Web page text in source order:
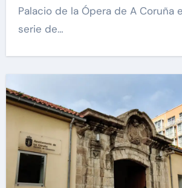
Palacio de la Ópera de A Coruña
serie de…